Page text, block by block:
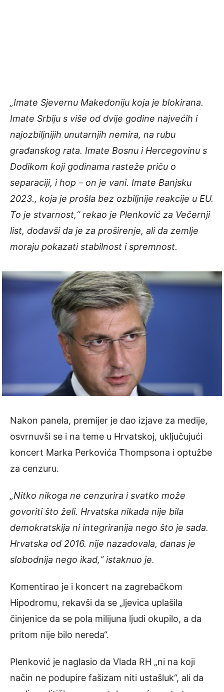
„Imate Sjevernu Makedoniju koja je blokirana.
Imate Srbiju s više od dvije godine najvećih i
najozbiljnijih unutarnjih nemira, na rubu
građanskog rata. Imate Bosnu i Hercegovinu s
Dodikom koji godinama rasteže priču o
separaciji, i hop – on je vani. Imate Banjsku
2023., koja je prošla bez ozbiljnije reakcije u EU.
To je stvarnost,“ rekao je Plenković za Večernji
list, dodavši da je za proširenje, ali da zemlje
moraju pokazati stabilnost i spremnost.
Nakon panela, premijer je dao izjave za medije,
osvrnuvši se i na teme u Hrvatskoj, uključujući
koncert Marka Perkovića Thompsona i optužbe
za cenzuru.
„Nitko nikoga ne cenzurira i svatko može
govoriti što želi. Hrvatska nikada nije bila
demokratskija ni integriranija nego što je sada.
Hrvatska od 2016. nije nazadovala, danas je
slobodnija nego ikad,“ istaknuo je.
Komentirao je i koncert na zagrebačkom
Hipodromu, rekavši da se „ljevica uplašila
činjenice da se pola milijuna ljudi okupilo, a da
pritom nije bilo nereda“.
Plenković je naglasio da Vlada RH „ni na koji
način ne podupire fašizam niti ustašluk“, ali da